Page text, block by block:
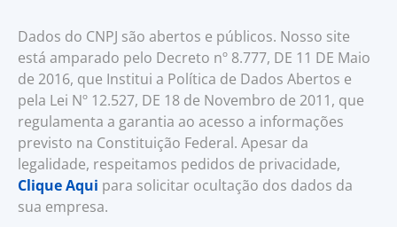
Dados do CNPJ são abertos e públicos. Nosso site
está amparado pelo Decreto nº 8.777, DE 11 DE Maio
de 2016, que Institui a Política de Dados Abertos e
pela Lei Nº 12.527, DE 18 de Novembro de 2011, que
regulamenta a garantia ao acesso a informações
previsto na Constituição Federal. Apesar da
legalidade, respeitamos pedidos de privacidade,
Clique Aqui para solicitar ocultação dos dados da
sua empresa.